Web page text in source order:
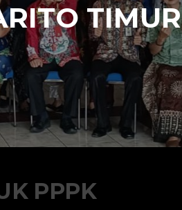
TIMUR
PPPK